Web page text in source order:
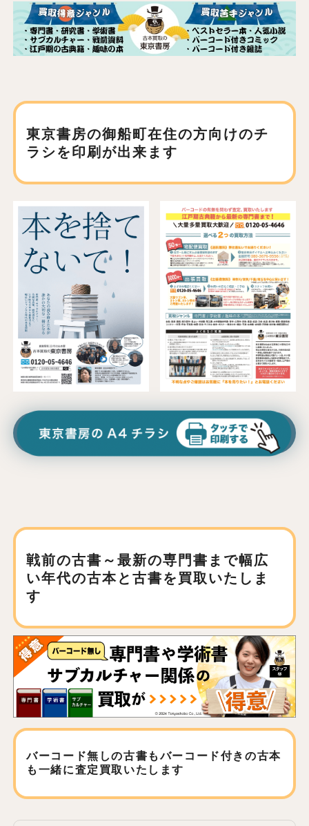
東京書房の御船町在住の方向けのチ
ラシを印刷が出来ます
戦前の古書～最新の専門書まで幅広
い年代の古本と古書を買取いたしま
す
バーコード無しの古書もバーコード付きの古本
も 一緒に査定買取いたします